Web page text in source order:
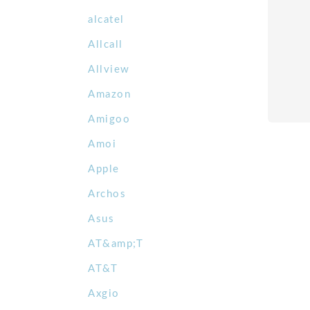
alcatel
Allcall
Allview
Amazon
Amigoo
Amoi
Apple
Archos
Asus
AT&amp;T
AT&T
Axgio